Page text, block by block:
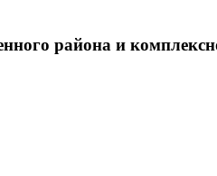
района и